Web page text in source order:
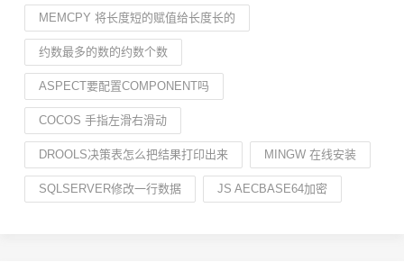
MEMCPY 将长度短的赋值给长度长的
约数最多的数的约数个数
ASPECT要配置COMPONENT吗
COCOS 手指左滑右滑动
DROOLS决策表怎么把结果打印出来 MINGW 在线安装
SQLSERVER修改一行数据 JS AECBASE64加密